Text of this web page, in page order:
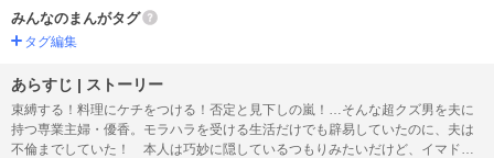
みんなのまんがタグ
タグ編集
あらすじ | ストーリー
束縛する！料理にケチをつける！否定と見下しの嵐！…そんな超クズ男を夫に
持つ専業主婦・優香。モラハラを受ける生活だけでも辟易していたのに、夫は
不倫までしていた！ 本人は巧妙に隠しているつもりみたいだけど、イマドキ